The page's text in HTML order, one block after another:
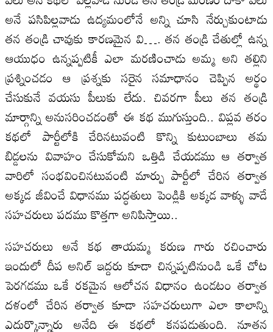
అనే పసిపిల్లవాడు ఉద్యమంలోనే అన్ని చూసి నేర్చుకుంటాడు
తన తండ్రి చావుకు కారణమైన వి…. తన తండ్రి చేతుల్లో ఉన్న
ఆయుధం ఉన్నప్పటికీ ఎలా మరణించాడు అమ్మ అని తల్లిని
ప్రశ్నించడం ఆ ప్రశ్నకు సరైన సమాధానం చెప్పిన అర్థం
చేసుకునే వయసు పీలుకు లేదు. చివరగా పీలు తన తండ్రి
మార్గాన్ని అనుసరించడంతో ఈ కథ ముగుస్తుంది.. విప్లవ తరం
కథలో పార్టీలోకి చేరినటువంటి కొన్ని కుటుంబాలు తమ
బిడ్డలను వివాహం చేసుకోమని ఒత్తిడి చేయడము ఆ తర్వాత
వారిలో సంభవించినటువంటి మార్పు పార్టీలో చేరిన తర్వాత
అక్కడ జీవించే విధానము పద్ధతులు పెండ్లికి అక్కడ వాళ్ళు వాడే
సహచరులు పదము కొత్తగా అనిపిస్తాయి..
సహచరులు అనే కథ తాయమ్మ కరుణ గారు రచించారు
ఇందులో దీప అనిల్ ఇద్దరు కూడా చిన్నప్పటినుండి ఒకే చోట
పెరగడము ఒకే రకమైన ఆలోచన విధానం ఉండటం తర్వాత
దళంలో చేరిన తర్వాత కూడా సహచరులుగా ఎలా కాలాన్ని
ఎదుర్కొన్నారు అనేది ఈ కథలో కనపడుతుంది. నూతన